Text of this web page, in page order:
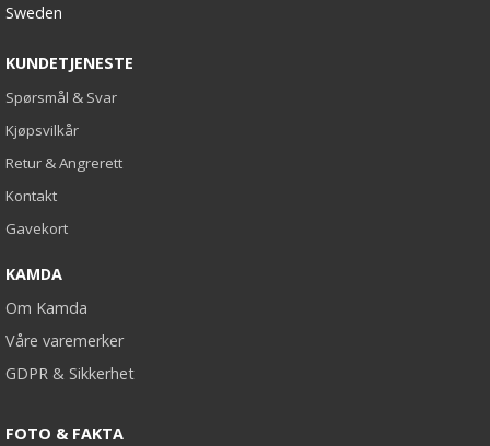
Sweden
KUNDETJENESTE
Spørsmål & Svar
Kjøpsvilkår
Retur & Angrerett
Kontakt
Gavekort
KAMDA
Om Kamda
Våre varemerker
GDPR & Sikkerhet
FOTO & FAKTA